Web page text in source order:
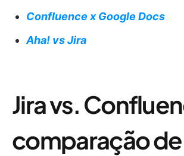
Confluence x Google Docs
Aha! vs Jira
Jira vs.
comparação de